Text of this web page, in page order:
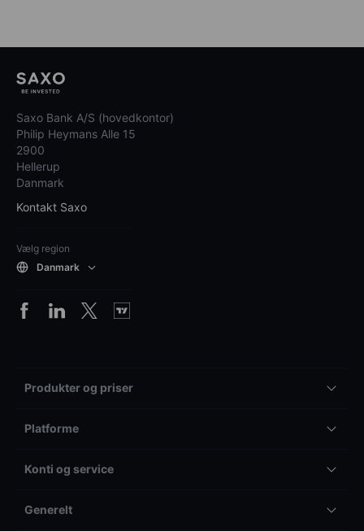
Saxo Bank A/S (hovedkontor)
Philip Heymans Alle 15
2900
Hellerup
Danmark
Kontakt Saxo
Vælg region
Danmark
Produkter og priser
Platforme
Konti og service
Generelt